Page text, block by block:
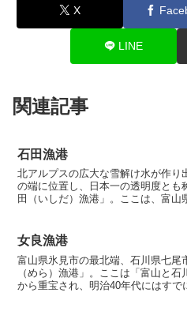
X
LINE
関連記事
石田漁港
北アルプスの広大な雪解け水が作り
の端に位置し、日本一の透明度とも
田（いしだ）漁港」。ここは、富
女良漁港
富山県氷見市の最北端、石川県七尾
（めら）漁港」。ここは「富山と
から重宝され、明治40年代にはすで